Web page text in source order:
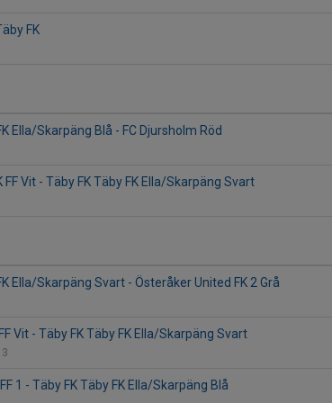
FK
Ella/Skarpäng Blå - FC Djursholm Röd
FF Vit - Täby FK Täby FK Ella/Skarpäng Svart
Ella/Skarpäng Svart - Österåker United FK 2 Grå
Vit - Täby FK Täby FK Ella/Skarpäng Svart
1 - Täby FK Täby FK Ella/Skarpäng Blå